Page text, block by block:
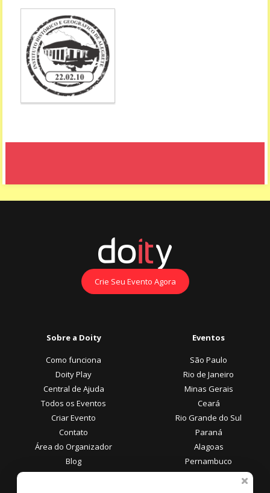
Crie Seu Evento Agora
Sobre a Doity
Como funciona
Doity Play
Central de Ajuda
Todos os Eventos
Criar Evento
Contato
Área do Organizador
Blog
Eventos
São Paulo
Rio de Janeiro
Minas Gerais
Ceará
Rio Grande do Sul
Paraná
Alagoas
Pernambuco